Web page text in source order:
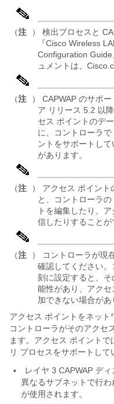
（注
） 検出プロセスと
『Cisco Wireless
Configuration
ュメントは、
（注
） CAPWAP のサポ
ア リリース 5.2 以
セス ポイントのデ
に、コントローラ
ントをサポートし
があります。
（注
） アクセス ポイント
と、コントローラ
トを編集したり、
信したりすることが
（注
） コントローラが現
確認してください
刻に設定すると、
能性があり、アク
加できない場合があ
アクセス ポイントをネット
コントローラがそのアクセ
ます。アクセス ポイント
リ プロセスをサポートして
レイヤ 3 CAPWAP デ
異なるサブネットで行
が使用されます。